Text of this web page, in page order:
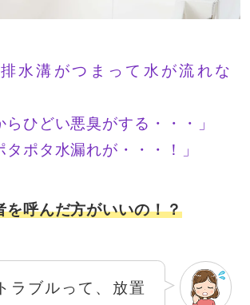
排水溝がつまって水が流れな
らひどい悪臭がする・・・」
タポタ水漏れが・・・！」
を呼んだ方がいいの！？
ラブルって、放置